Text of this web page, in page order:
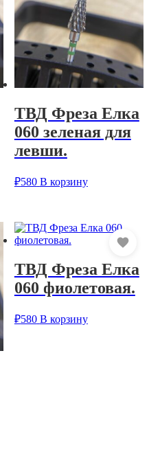
ТВД Фреза Елка
060 зеленая для
левши.
₽580 В корзину
ТВД Фреза Елка
060 фиолетовая.
₽580 В корзину